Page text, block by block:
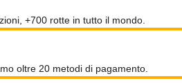
+700 rotte in tutto il mondo.
oltre 20 metodi di pagamento.